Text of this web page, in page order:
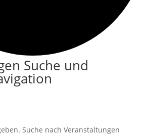
Suche und
Suche nach Veranstaltungen